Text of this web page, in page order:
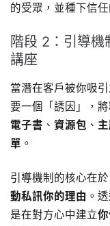
的受眾，並種下信
階段 2：引導
講座
當潛在客戶被你吸
要一個「誘因」，
電子書 、 資源包 、
單 。
引導機制的核心在
動私訊你的理由 。
是在對方心中建立